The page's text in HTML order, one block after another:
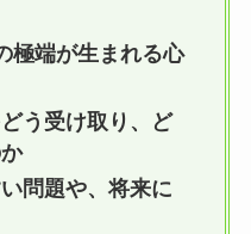
極端が生まれる心
う受け取り、ど
問題や、将来に